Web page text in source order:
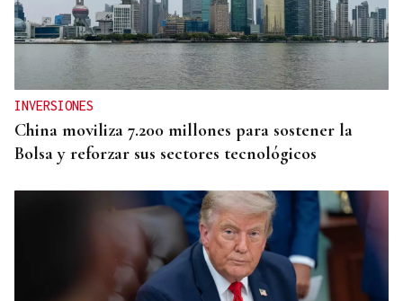
INVERSIONES
China moviliza 7.200 millones para sostener la
Bolsa y reforzar sus sectores tecnológicos